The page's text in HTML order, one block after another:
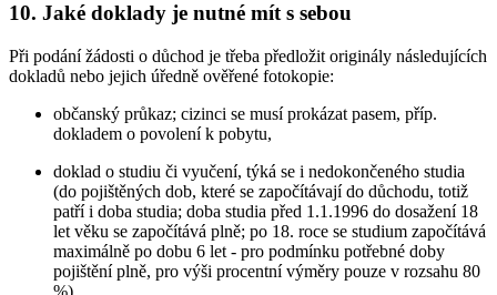
10. Jaké doklady je nutné mít s sebou
Při podání žádosti o důchod je třeba předložit originály následujících
dokladů nebo jejich úředně ověřené fotokopie:
občanský průkaz; cizinci se musí prokázat pasem, příp.
dokladem o povolení k pobytu,
doklad o studiu či vyučení, týká se i nedokončeného studia
(do pojištěných dob, které se započítávají do důchodu, totiž
patří i doba studia; doba studia před 1.1.1996 do dosažení 18
let věku se započítává plně; po 18. roce se studium započítává
maximálně po dobu 6 let - pro podmínku potřebné doby
pojištění plně, pro výši procentní výměry pouze v rozsahu 80